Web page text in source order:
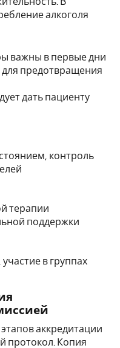
алкоголя
важны в первые дни
предотвращения
дать пациенту
контроль
терапии
поддержки
в группах
аккредитации
протокол. Копия